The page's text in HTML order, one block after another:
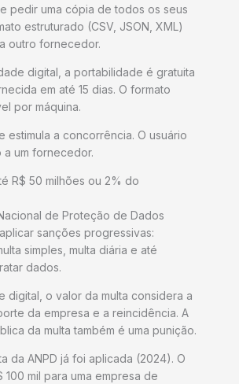
pedir uma cópia de todos os seus
estruturado (CSV, JSON, XML)
outro fornecedor.
digital, a portabilidade é gratuita
em até 15 dias. O formato
por máquina.
estimula a concorrência. O usuário
um fornecedor.
R$ 50 milhões ou 2% do
de Proteção de Dados
sanções progressivas:
simples, multa diária e até
dados.
digital, o valor da multa considera a
da empresa e a reincidência. A
da multa também é uma punição.
da ANPD já foi aplicada (2024). O
mil para uma empresa de